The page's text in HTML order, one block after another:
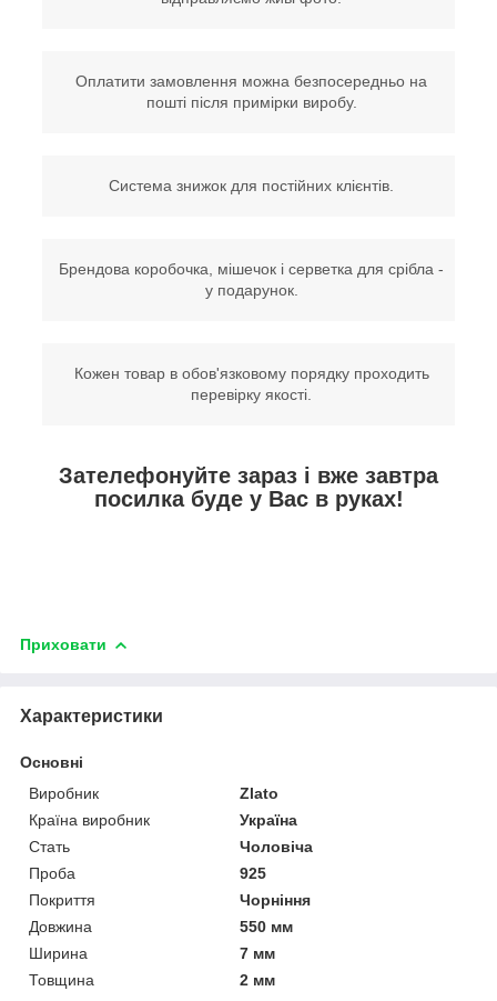
Оплатити замовлення можна безпосередньо на
пошті після примірки виробу.
Система знижок для постійних клієнтів.
Брендова коробочка, мішечок і серветка для срібла -
у подарунок.
Кожен товар в обов'язковому порядку проходить
перевірку якості.
Зателефонуйте зараз і вже завтра
посилка буде у Вас в руках!
Приховати
Характеристики
Основні
Виробник
Zlato
Країна виробник
Україна
Стать
Чоловіча
Проба
925
Покриття
Чорніння
Довжина
550 мм
Ширина
7 мм
Товщина
2 мм